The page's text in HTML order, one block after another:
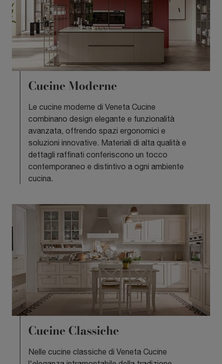
Cucine Moderne
Le cucine moderne di Veneta Cucine
combinano design elegante e funzionalità
avanzata, offrendo spazi ergonomici e
soluzioni innovative. Materiali di alta qualità e
dettagli raffinati conferiscono un tocco
contemporaneo e distintivo a ogni ambiente
cucina.
Cucine Classiche
Nelle cucine classiche di Veneta Cucine